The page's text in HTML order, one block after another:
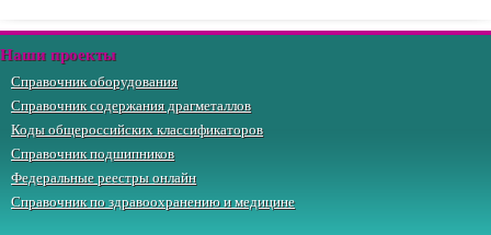
Наши проекты
Справочник оборудования
Справочник содержания драгметаллов
Коды общероссийских классификаторов
Справочник подшипников
Федеральные реестры онлайн
Справочник по здравоохранению и медицине